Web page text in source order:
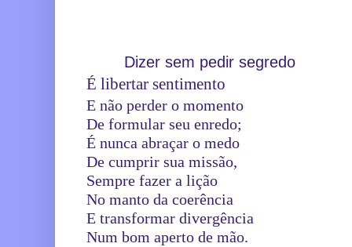
Dizer sem pedir segredo
É libertar sentimento
E não perder o momento
De formular seu enredo;
É nunca abraçar o medo
De cumprir sua missão,
Sempre fazer a lição
No manto da coerência
E transformar divergência
Num bom aperto de mão.